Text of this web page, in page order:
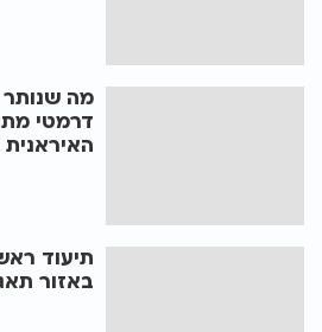
מה שנותר
דרמטי
האיראנית
תיעוד
באזור